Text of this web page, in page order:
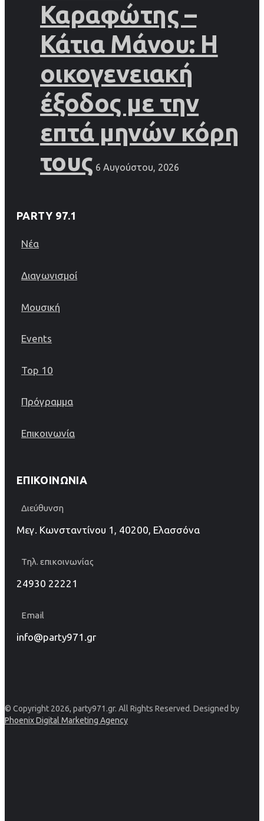
Καραφώτης –
Κάτια Μάνου: Η
οικογενειακή
έξοδος με την
επτά μηνών κόρη
τους 6 Αυγούστου, 2026
PARTY 97.1
Νέα
Διαγωνισμοί
Μουσική
Events
Top 10
Πρόγραμμα
Επικοινωνία
ΕΠΙΚΟΙΝΩΝΊΑ
Διεύθυνση
Μεγ. Κωνσταντίνου 1, 40200, Ελασσόνα
Τηλ. επικοινωνίας
24930 22221
Email
info@party971.gr
© Copyright 2026, party971.gr. All Rights Reserved. Designed by
Phoenix Digital Marketing Agency